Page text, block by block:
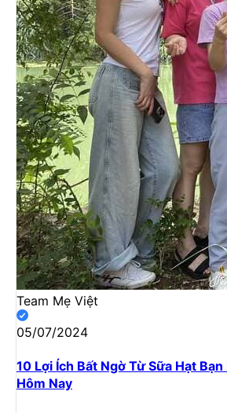
Team Mẹ Việt
05/07/2024
10 Lợi Ích Bất Ngờ Từ Sữa Hạt
Hôm Nay